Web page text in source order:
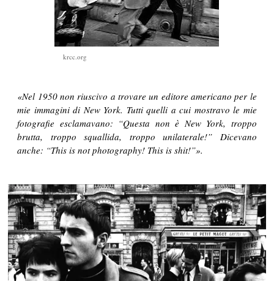
krcc.org
«Nel 1950 non riuscivo a trovare un editore americano per le
mie immagini di New York. Tutti quelli a cui mostravo le mie
fotografie esclamavano: “Questa non è New York, troppo
brutta, troppo squallida, troppo unilaterale!” Dicevano
anche: “This is not photography! This is shit!”».